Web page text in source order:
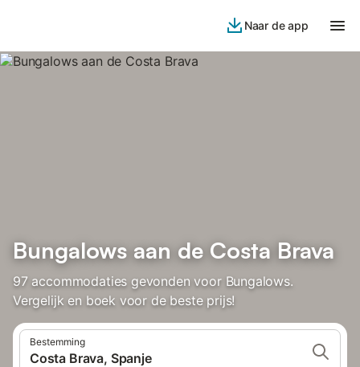
Naar de app
Bungalows aan de Costa Brava
97 accommodaties gevonden voor Bungalows.
Vergelijk en boek voor de beste prijs!
Bestemming
Costa Brava, Spanje